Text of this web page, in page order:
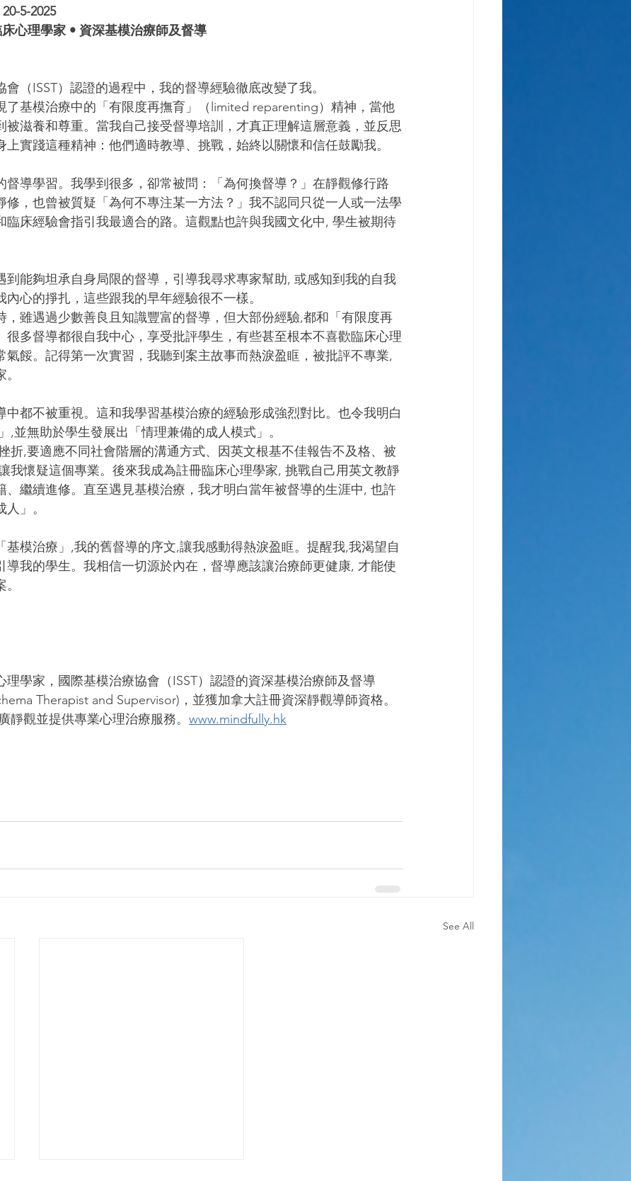
5-2025
心理學家 • 資深基模治療師及督導
（ISST）認證的過程中，我的督導經驗徹底改變了我。
了基模治療中的「有限度再撫育」（limited reparenting）精神，當他
被滋養和尊重。當我自己接受督導培訓，才真正理解這層意義，並反思
實踐這種精神：他們適時教導、挑戰，始終以關懷和信任鼓勵我。
督導學習。我學到很多，卻常被問：「為何換督導？」在靜觀修行路
修，也曾被質疑「為何不專注某一方法？」我不認同只從一人或一法學
臨床經驗會指引我最適合的路。這觀點也許與我國文化中, 學生被期待
到能夠坦承自身局限的督導，引導我尋求專家幫助, 或感知到我的自我
心的掙扎，這些跟我的早年經驗很不一樣。
，雖遇過少數善良且知識豐富的督導，但大部份經驗,都和「有限度再
很多督導都很自我中心，享受批評學生，有些甚至根本不喜歡臨床心理
氣餒。記得第一次實習，我聽到案主故事而熱淚盈眶，被批評不專業,
中都不被重視。這和我學習基模治療的經驗形成強烈對比。也令我明白
,並無助於學生發展出「情理兼備的成人模式」。
折,要適應不同社會階層的溝通方式、因英文根基不佳報告不及格、被
我懷疑這個專業。後來我成為註冊臨床心理學家, 挑戰自己用英文教靜
、繼續進修。直至遇見基模治療，我才明白當年被督導的生涯中, 也許
」。
基模治療」,我的舊督導的序文,讓我感動得熱淚盈眶。提醒我,我渴望自
導我的學生。我相信一切源於內在，督導應該讓治療師更健康, 才能使
理學家，國際基模治療協會（ISST）認證的資深基模治療師及督導
Therapist and Supervisor)，並獲加拿大註冊資深靜觀導師資格。
靜觀並提供專業心理治療服務。 www.mindfully.hk
See All